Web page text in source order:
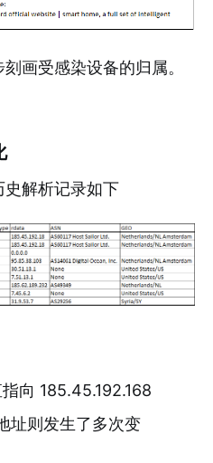
画受感染设备的归属。
解析记录如下
向 185.45.192.168
址则发生了多次变